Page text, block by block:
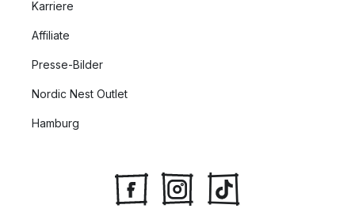
Karriere
Affiliate
Presse-Bilder
Nordic Nest Outlet
Hamburg